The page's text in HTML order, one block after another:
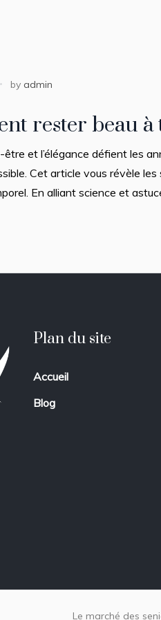
by admin
rester beau à
être et l’élégance défient les
Cet article vous révèle
En alliant science et
Plan du site
Accueil
Blog
Le marché des